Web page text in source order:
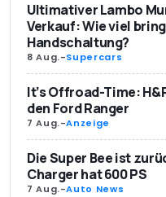
Ultimativer Lambo
Verkauf: Wie viel
Handschaltung?
8 Aug.-Supercars
It’s Offroad-Time:
den Ford Ranger
7 Aug.-Anzeige
Die Super Bee ist
Charger hat 600 PS
7 Aug.-Auto News